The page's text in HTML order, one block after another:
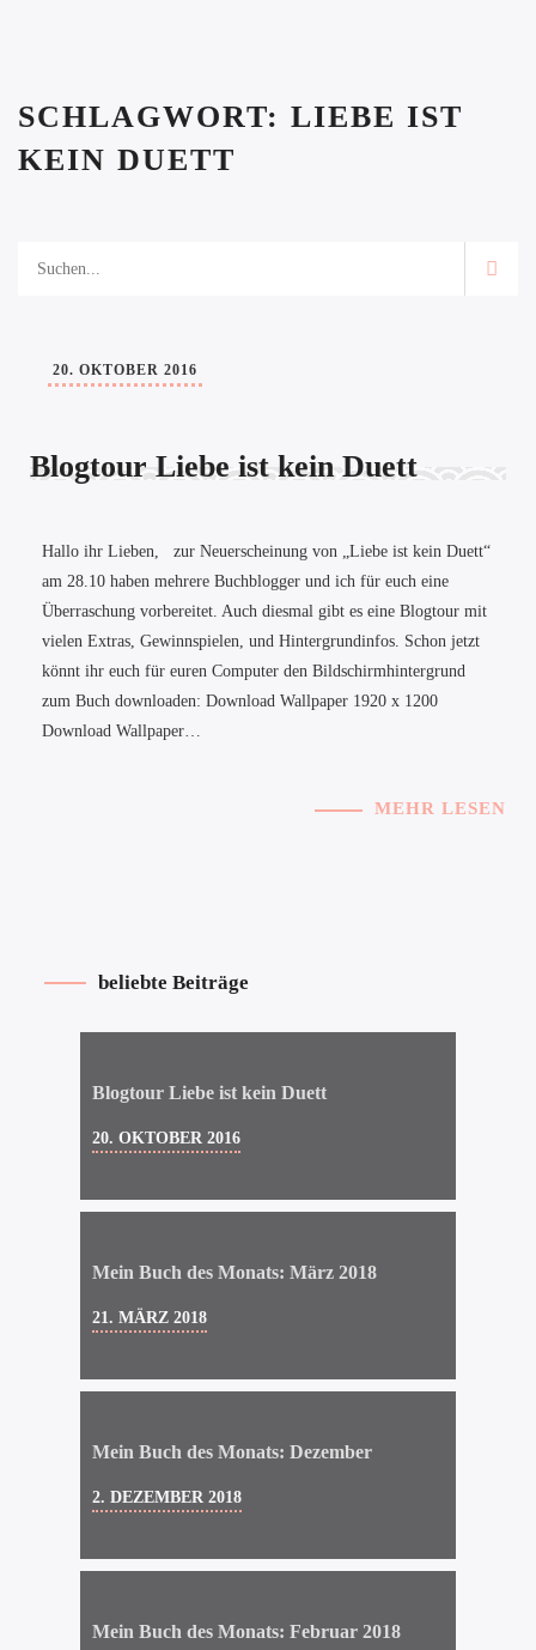
SCHLAGWORT: LIEBE IST
KEIN DUETT
20. OKTOBER 2016
Blogtour Liebe ist kein Duett
Hallo ihr Lieben, zur Neuerscheinung von „Liebe ist kein Duett“
am 28.10 haben mehrere Buchblogger und ich für euch eine
Überraschung vorbereitet. Auch diesmal gibt es eine Blogtour mit
vielen Extras, Gewinnspielen, und Hintergrundinfos. Schon jetzt
könnt ihr euch für euren Computer den Bildschirmhintergrund
zum Buch downloaden: Download Wallpaper 1920 x 1200
Download Wallpaper…
MEHR LESEN
beliebte Beiträge
Blogtour Liebe ist kein Duett
20. OKTOBER 2016
Mein Buch des Monats: März 2018
21. MÄRZ 2018
Mein Buch des Monats: Dezember
2. DEZEMBER 2018
Mein Buch des Monats: Februar 2018